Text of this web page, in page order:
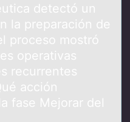
detectó un
la preparación de
proceso mostró
operativas
recurrentes
acción
fase Mejorar del